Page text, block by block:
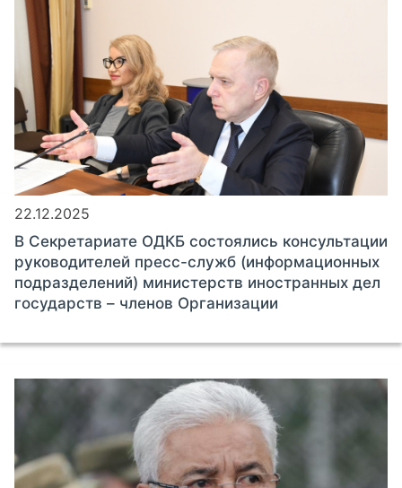
22.12.2025
В Секретариате ОДКБ состоялись консультации
руководителей пресс-служб (информационных
подразделений) министерств иностранных дел
государств – членов Организации